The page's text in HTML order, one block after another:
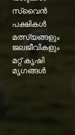
സ്വൈൻ
പക്ഷികൾ
മത്സ്യങ്ങളും
ജലജീവികളും
മറ്റ് കൃഷി
മൃഗങ്ങൾ